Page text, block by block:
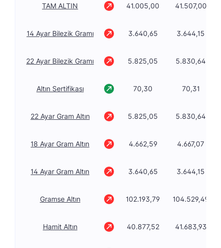
TAM ALTIN 41.005,00 41.507,00
14 Ayar Bilezik Gramı 3.640,65 3.644,15
22 Ayar Bilezik Gramı 5.825,05 5.830,64
Altın Sertifikası 70,30 70,31
22 Ayar Gram Altın 5.825,05 5.830,64
18 Ayar Gram Altın 4.662,59 4.667,07
14 Ayar Gram Altın 3.640,65 3.644,15
Gramse Altın 102.193,79 104.529,49
Hamit Altın 40.877,52 41.683,93